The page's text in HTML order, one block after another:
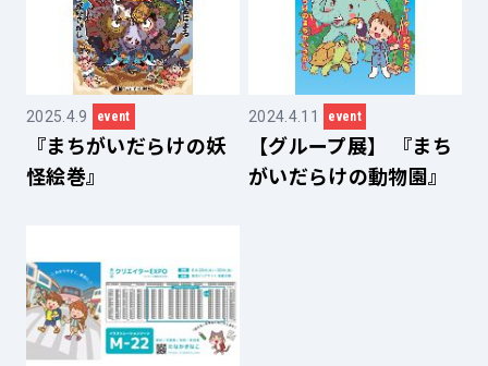
2025.4.9 event
『まちがいだらけの妖
怪絵巻』
2024.4.11 event
【グループ展】 『まち
がいだらけの動物園』